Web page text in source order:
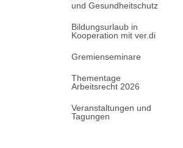
und Gesundheitschutz
Bildungsurlaub in
Kooperation mit ver.di
Gremienseminare
Thementage
Arbeitsrecht 2026
Veranstaltungen und
Tagungen